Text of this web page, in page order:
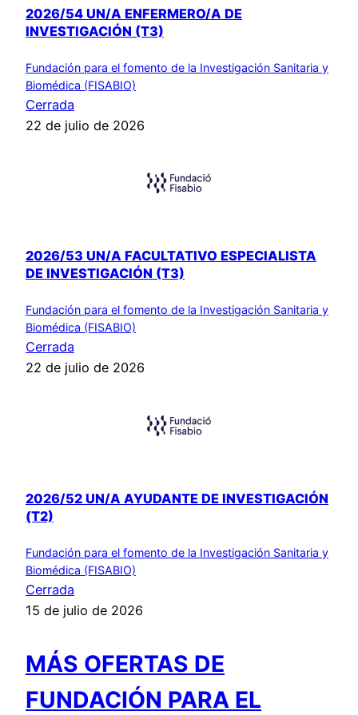
2026/54 UN/A ENFERMERO/A DE
INVESTIGACIÓN (T3)
Fundación para el fomento de la Investigación Sanitaria y
Biomédica (FISABIO)
Cerrada
22 de julio de 2026
2026/53 UN/A FACULTATIVO ESPECIALISTA
DE INVESTIGACIÓN (T3)
Fundación para el fomento de la Investigación Sanitaria y
Biomédica (FISABIO)
Cerrada
22 de julio de 2026
2026/52 UN/A AYUDANTE DE INVESTIGACIÓN
(T2)
Fundación para el fomento de la Investigación Sanitaria y
Biomédica (FISABIO)
Cerrada
15 de julio de 2026
MÁS OFERTAS DE
FUNDACIÓN PARA EL